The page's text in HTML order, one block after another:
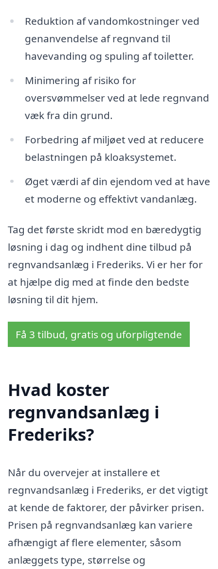
Reduktion af vandomkostninger ved
genanvendelse af regnvand til
havevanding og spuling af toiletter.
Minimering af risiko for
oversvømmelser ved at lede regnvand
væk fra din grund.
Forbedring af miljøet ved at reducere
belastningen på kloaksystemet.
Øget værdi af din ejendom ved at have
et moderne og effektivt vandanlæg.
Tag det første skridt mod en bæredygtig
løsning i dag og indhent dine tilbud på
regnvandsanlæg i Frederiks. Vi er her for
at hjælpe dig med at finde den bedste
løsning til dit hjem.
Få 3 tilbud, gratis og uforpligtende
Hvad koster
regnvandsanlæg i
Frederiks?
Når du overvejer at installere et
regnvandsanlæg i Frederiks, er det vigtigt
at kende de faktorer, der påvirker prisen.
Prisen på regnvandsanlæg kan variere
afhængigt af flere elementer, såsom
anlæggets type, størrelse og